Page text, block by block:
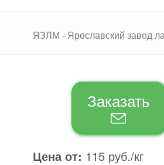
ЯЗЛМ - Ярославский завод
Заказать
Цена от: 115 руб./кг